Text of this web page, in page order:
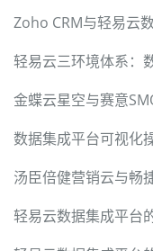
Zoho CRM与轻易云
轻易云三环境体系：
金蝶云星空与赛意
数据集成平台可视化
汤臣倍健营销云与畅
轻易云数据集成平台